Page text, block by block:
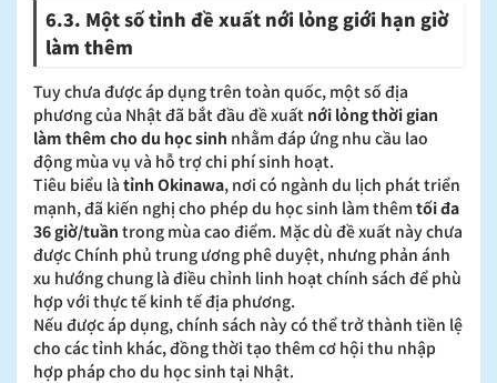
6.3. Một số tỉnh đề xuất nới lỏng giới hạn giờ
làm thêm
Tuy chưa được áp dụng trên toàn quốc, một số địa
phương của Nhật đã bắt đầu đề xuất nới lỏng thời gian
làm thêm cho du học sinh nhằm đáp ứng nhu cầu lao
động mùa vụ và hỗ trợ chi phí sinh hoạt.
Tiêu biểu là tỉnh Okinawa, nơi có ngành du lịch phát triển
mạnh, đã kiến nghị cho phép du học sinh làm thêm tối đa
36 giờ/tuần trong mùa cao điểm. Mặc dù đề xuất này chưa
được Chính phủ trung ương phê duyệt, nhưng phản ánh
xu hướng chung là điều chỉnh linh hoạt chính sách để phù
hợp với thực tế kinh tế địa phương.
Nếu được áp dụng, chính sách này có thể trở thành tiền lệ
cho các tỉnh khác, đồng thời tạo thêm cơ hội thu nhập
hợp pháp cho du học sinh tại Nhật.